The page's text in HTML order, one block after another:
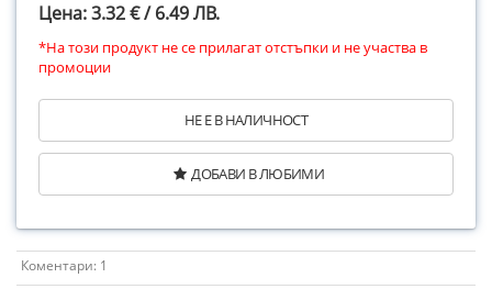
Цена: 3.32 € / 6.49 ЛВ.
*На този продукт не се прилагат отстъпки и не участва в
промоции
НЕ Е В НАЛИЧНОСТ
ДОБАВИ В ЛЮБИМИ
Коментари: 1